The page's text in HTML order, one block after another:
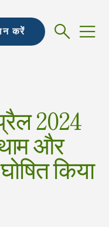
करें
2024
और
किया